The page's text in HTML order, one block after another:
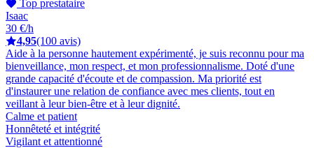
Top prestataire
Isaac
30 €/h
4,95(100 avis)
Aide à la personne hautement expérimenté, je suis reconnu pour ma
bienveillance, mon respect, et mon professionnalisme. Doté d'une
grande capacité d'écoute et de compassion. Ma priorité est
d'instaurer une relation de confiance avec mes clients, tout en
veillant à leur bien-être et à leur dignité.
Calme et patient
Honnêteté et intégrité
Vigilant et attentionné